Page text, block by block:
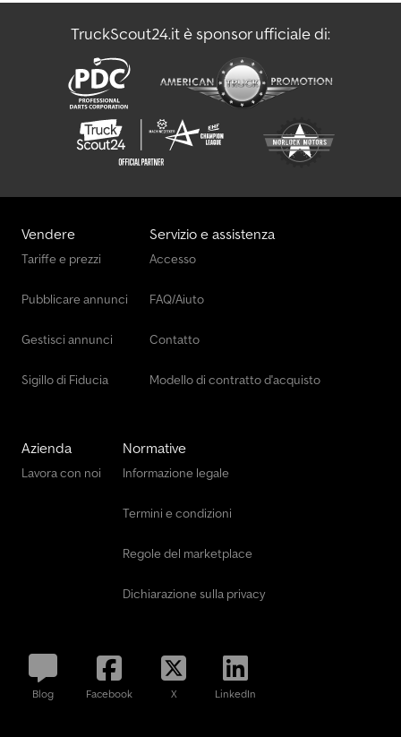
TruckScout24.it è sponsor ufficiale di:
Vendere
Tariffe e prezzi
Pubblicare annunci
Gestisci annunci
Sigillo di Fiducia
Servizio e assistenza
Accesso
FAQ/Aiuto
Contatto
Modello di contratto d'acquisto
Azienda
Lavora con noi
Normative
Informazione legale
Termini e condizioni
Regole del marketplace
Dichiarazione sulla privacy
Blog Facebook X LinkedIn